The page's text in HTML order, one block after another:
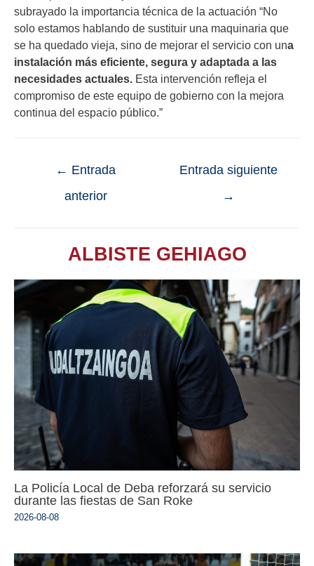
subrayado la importancia técnica de la actuación “No
solo estamos hablando de sustituir una maquinaria que
se ha quedado vieja, sino de mejorar el servicio con una
instalación más eficiente, segura y adaptada a las
necesidades actuales. Esta intervención refleja el
compromiso de este equipo de gobierno con la mejora
continua del espacio público.”
← Entrada
anterior
Entrada siguiente
→
ALBISTE GEHIAGO
La Policía Local de Deba reforzará su servicio
durante las fiestas de San Roke
2026-08-08